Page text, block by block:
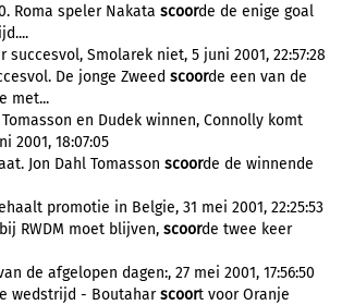
Roma speler Nakata scoorde de enige goal
succesvol, Smolarek niet, 5 juni 2001, 22:57:28
De jonge Zweed scoorde een van de
met...
en Dudek winnen, Connolly komt
2001, 18:07:05
Jon Dahl Tomasson scoorde de winnende
promotie in Belgie, 31 mei 2001, 22:25:53
RWDM moet blijven, scoorde twee keer
de afgelopen dagen:, 27 mei 2001, 17:56:50
wedstrijd - Boutaharscoort voor Oranje